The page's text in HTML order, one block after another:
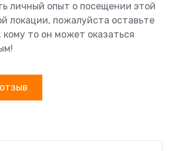
личный опыт о посещении этой
локации, пожалуйста оставьте
то он может оказаться